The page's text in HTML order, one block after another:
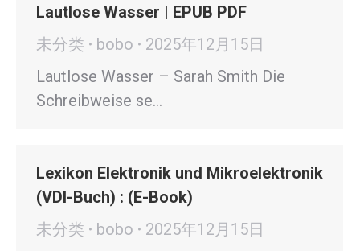
Lautlose Wasser | EPUB PDF
未分类
bobo
2025年12月15日
Lautlose Wasser – Sarah Smith Die
Schreibweise se…
Lexikon Elektronik und Mikroelektronik
(VDI-Buch) : (E-Book)
未分类
bobo
2025年12月15日